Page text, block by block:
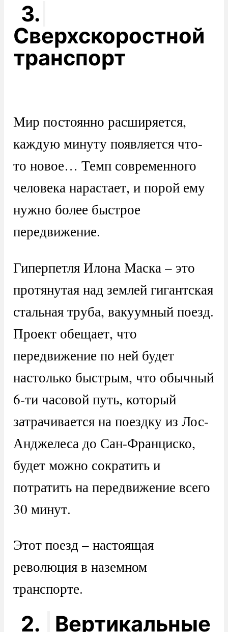
3.
Сверхскоростной
транспорт
Мир постоянно расширяется,
каждую минуту появляется что-
то новое… Темп современного
человека нарастает, и порой ему
нужно более быстрое
передвижение.
Гиперпетля Илона Маска – это
протянутая над землей гигантская
стальная труба, вакуумный поезд.
Проект обещает, что
передвижение по ней будет
настолько быстрым, что обычный
6-ти часовой путь, который
затрачивается на поездку из Лос-
Анджелеса до Сан-Франциско,
будет можно сократить и
потратить на передвижение всего
30 минут.
Этот поезд – настоящая
революция в наземном
транспорте.
2. Вертикальные